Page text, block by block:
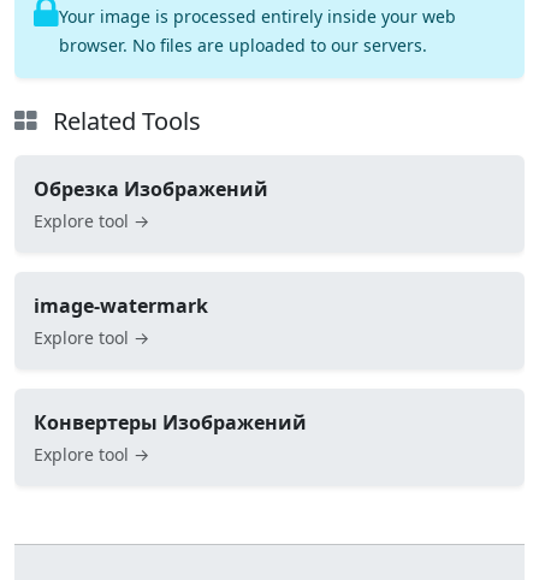
Your image is processed entirely inside your web
browser. No files are uploaded to our servers.
Related Tools
Обрезка Изображений
Explore tool →
image-watermark
Explore tool →
Конвертеры Изображений
Explore tool →